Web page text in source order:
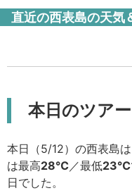
直近の西表島の天気
本日のツア
本日（5/12）の西表島
は最高28℃ ／最低23℃
日でした。